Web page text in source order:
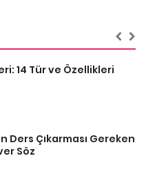
14 Tür ve Özellikleri
Ders Çıkarması Gereken
Söz